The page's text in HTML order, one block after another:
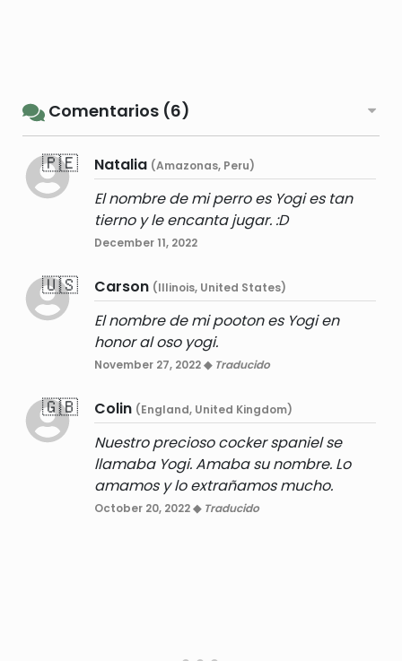
Comentarios (6)
🇵🇪 Natalia (Amazonas, Peru)
El nombre de mi perro es Yogi es tan
tierno y le encanta jugar. :D
December 11, 2022
🇺🇸 Carson (Illinois, United States)
El nombre de mi pooton es Yogi en
honor al oso yogi.
November 27, 2022 ◆ Traducido
🇬🇧 Colin (England, United Kingdom)
Nuestro precioso cocker spaniel se
llamaba Yogi. Amaba su nombre. Lo
amamos y lo extrañamos mucho.
October 20, 2022 ◆ Traducido